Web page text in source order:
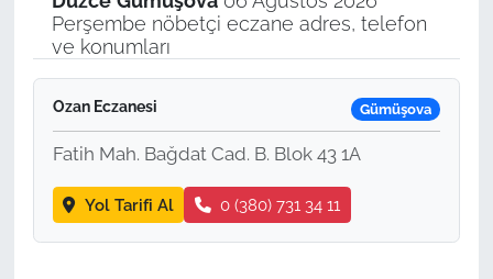
Perşembe nöbetçi eczane adres, telefon
ve konumları
Ozan Eczanesi Gümüşova
Fatih Mah. Bağdat Cad. B. Blok 43 1A
Yol Tarifi Al 0 (380) 731 34 11